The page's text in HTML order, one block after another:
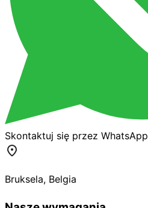
Skontaktuj się przez WhatsApp
Bruksela, Belgia